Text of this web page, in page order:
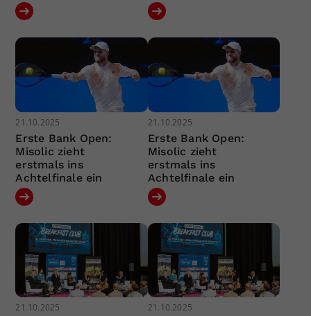
21.10.2025
Erste Bank Open:
Misolic zieht
erstmals ins
Achtelfinale ein
21.10.2025
Erste Bank Open:
Misolic zieht
erstmals ins
Achtelfinale ein
21.10.2025 21.10.2025